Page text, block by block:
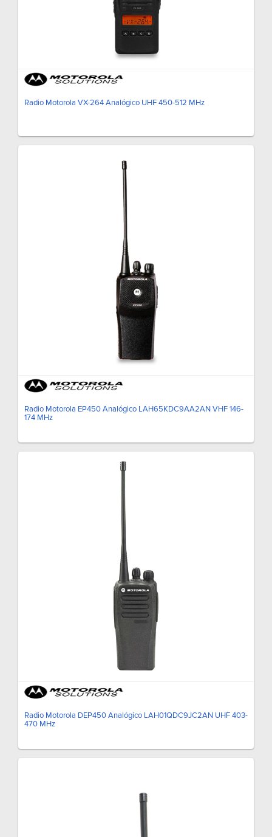
Radio Motorola VX-264 Analógico UHF 450-512 MHz
Radio Motorola EP450 Analógico LAH65KDC9AA2AN VHF 146-
174 MHz
Radio Motorola DEP450 Analógico LAH01QDC9JC2AN UHF 403-
470 MHz